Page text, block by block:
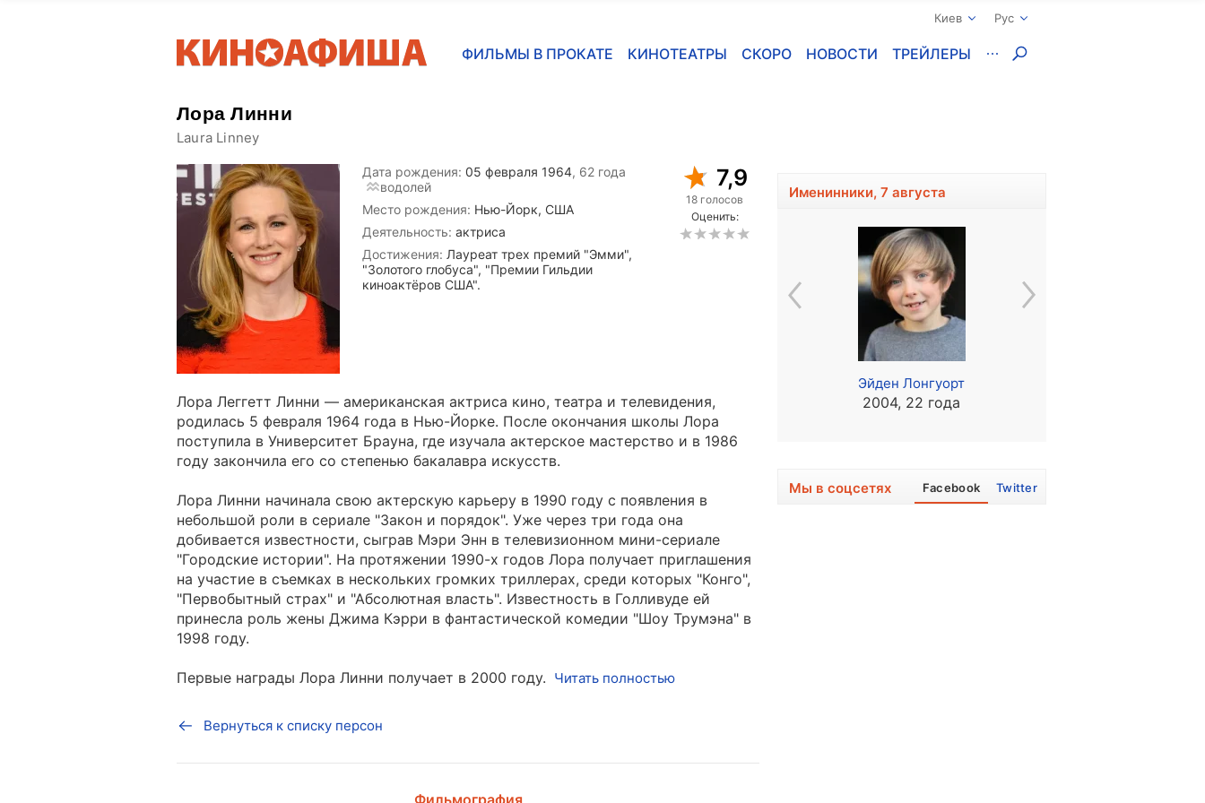
Киев Рус
ФИЛЬМЫ В ПРОКАТЕ КИНОТЕАТРЫ СКОРО НОВОСТИ ТРЕЙЛЕРЫ
Лора Линни
Laura Linney
Дата рождения: 05 февраля 1964, 62 года
водолей
Место рождения: Нью-Йорк, США
Деятельность: актриса
Достижения: Лауреат трех премий "Эмми",
"Золотого глобуса", "Премии Гильдии
киноактёров США".
7,9
18 голосов
Оценить:
Лора Леггетт Линни — американская актриса кино, театра и телевидения,
родилась 5 февраля 1964 года в Нью-Йорке. После окончания школы Лора
поступила в Университет Брауна, где изучала актерское мастерство и в 1986
году закончила его со степенью бакалавра искусств.
Лора Линни начинала свою актерскую карьеру в 1990 году с появления в
небольшой роли в сериале "Закон и порядок". Уже через три года она
добивается известности, сыграв Мэри Энн в телевизионном мини-сериале
"Городские истории". На протяжении 1990-х годов Лора получает приглашения
на участие в съемках в нескольких громких триллерах, среди которых "Конго",
"Первобытный страх" и "Абсолютная власть". Известность в Голливуде ей
принесла роль жены Джима Кэрри в фантастической комедии "Шоу Трумэна" в
1998 году.
Первые награды Лора Линни получает в 2000 году. Читать полностью
Вернуться к списку персон
Фильмография
Именинники, 7 августа
1947, 79 лет
Эйден Лонгуорт
2004, 22 года
Мы в соцсетях Facebook Twitter